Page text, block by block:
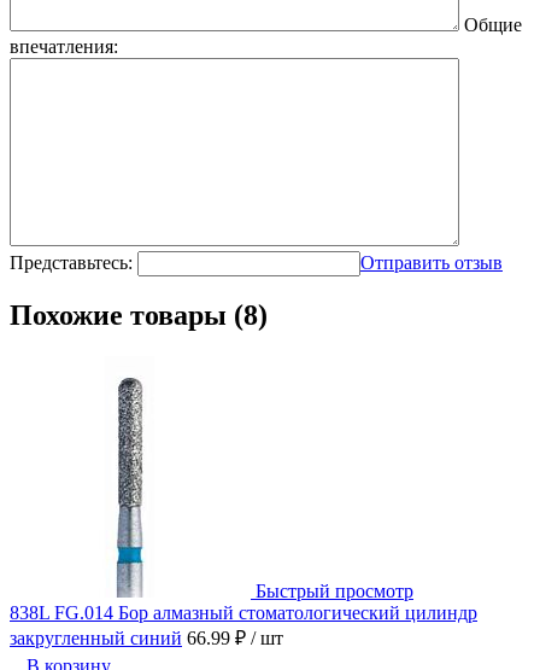
Общие
впечатления:
Представьтесь: Отправить отзыв
Похожие товары (8)
Быстрый просмотр
838L FG.014 Бор алмазный стоматологический цилиндр
закругленный синий 66.99 ₽ / шт